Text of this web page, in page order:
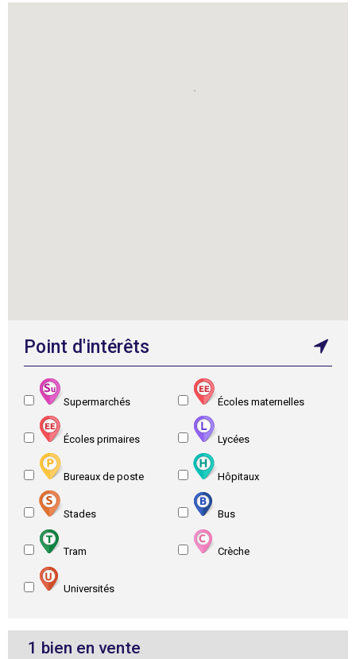
Point d'intérêts
Supermarchés Écoles maternelles
Écoles primaires Lycées
Bureaux de poste Hôpitaux
Stades Bus
Tram Crèche
Universités
1 bien en vente